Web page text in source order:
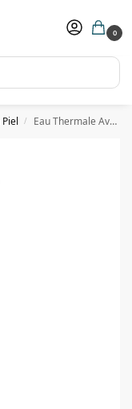
0
superiores a 150€)
/ Eau Thermale Avène Tolèrance Control Bálsamo Calmante 40 ml